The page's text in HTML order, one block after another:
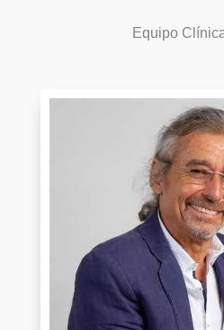
Equipo